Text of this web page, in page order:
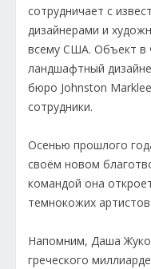
сотрудничает с
дизайнерами и
всему США. Объект в
ландшафтный
бюро Johnston
сотрудники.
Осенью прошлого
своём новом
командой она
темнокожих
Напомним, Даша
греческого